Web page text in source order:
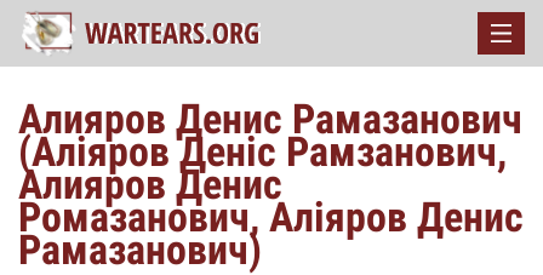
Алияров Денис Рамазанович
(Аліяров Деніс Рамзанович,
Алияров Денис
Ромазанович, Аліяров Денис
Рамазанович)